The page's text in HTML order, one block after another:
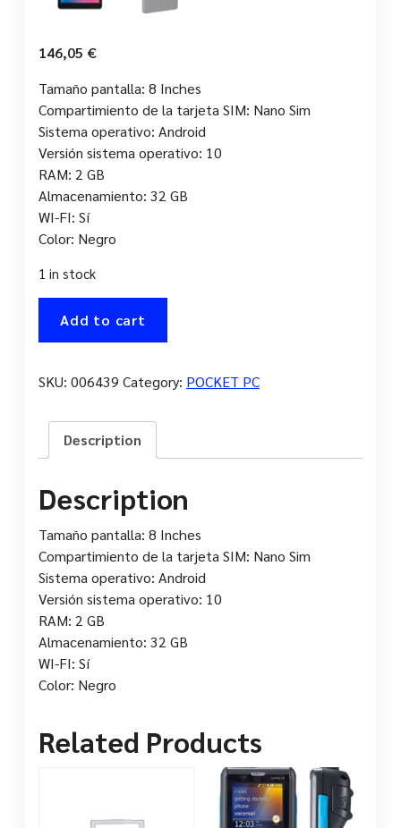
146,05 €
Tamaño pantalla: 8 Inches
Compartimiento de la tarjeta SIM: Nano Sim
Sistema operativo: Android
Versión sistema operativo: 10
RAM: 2 GB
Almacenamiento: 32 GB
WI-FI: Sí
Color: Negro
1 in stock
ALCATEL
4G
BLACK
quantity
Add to cart
SKU: 006439 Category: POCKET PC
Description
Description
Tamaño pantalla: 8 Inches
Compartimiento de la tarjeta SIM: Nano Sim
Sistema operativo: Android
Versión sistema operativo: 10
RAM: 2 GB
Almacenamiento: 32 GB
WI-FI: Sí
Color: Negro
Related Products